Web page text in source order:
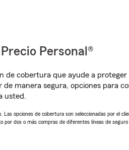
Personal®
de cobertura que ayude a
manera segura, opciones para
usted.
opciones de cobertura son seleccionadas por el
dos o más compras de diferentes líneas de